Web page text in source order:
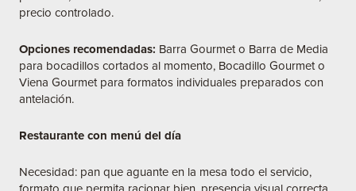
precio controlado.
Opciones recomendadas: Barra Gourmet o Barra de Media
para bocadillos cortados al momento, Bocadillo Gourmet o
Viena Gourmet para formatos individuales preparados con
antelación.
Restaurante con menú del día
Necesidad: pan que aguante en la mesa todo el servicio,